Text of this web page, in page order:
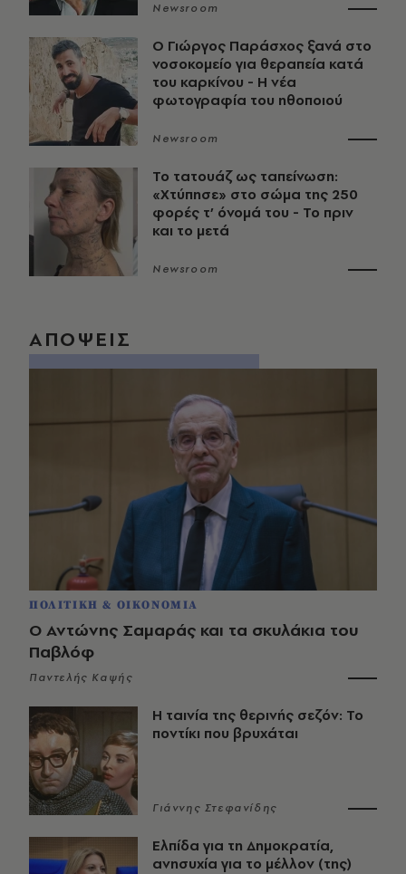
Newsroom
O Γιώργος Παράσχος ξανά στο
νοσοκομείο για θεραπεία κατά
του καρκίνου - Η νέα
φωτογραφία του ηθοποιού
Newsroom
Το τατουάζ ως ταπείνωση:
«Χτύπησε» στο σώμα της 250
φορές τ’ όνομά του - Το πριν
και το μετά
Newsroom
ΑΠΟΨΕΙΣ
ΠΟΛΙΤΙΚΗ & ΟΙΚΟΝΟΜΙΑ
Ο Αντώνης Σαμαράς και τα σκυλάκια του
Παβλόφ
Παντελής Καψής
Η ταινία της θερινής σεζόν: Το
ποντίκι που βρυχάται
Γιάννης Στεφανίδης
Ελπίδα για τη Δημοκρατία,
ανησυχία για το μέλλον (της)